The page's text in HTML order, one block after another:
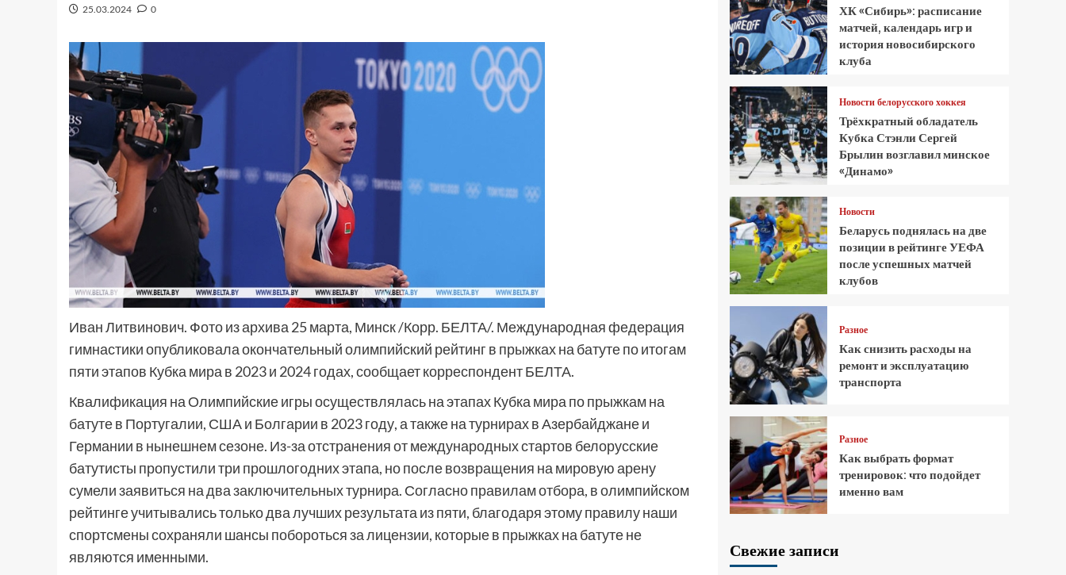
25.03.2024 0
Иван Литвинович. Фото из архива 25 марта, Минск /Корр. БЕЛТА/. Международная федерация
гимнастики опубликовала окончательный олимпийский рейтинг в прыжках на батуте по итогам
пяти этапов Кубка мира в 2023 и 2024 годах, сообщает корреспондент БЕЛТА.
Квалификация на Олимпийские игры осуществлялась на этапах Кубка мира по прыжкам на
батуте в Португалии, США и Болгарии в 2023 году, а также на турнирах в Азербайджане и
Германии в нынешнем сезоне. Из-за отстранения от международных стартов белорусские
батутисты пропустили три прошлогодних этапа, но после возвращения на мировую арену
сумели заявиться на два заключительных турнира. Согласно правилам отбора, в олимпийском
рейтинге учитывались только два лучших результата из пяти, благодаря этому правилу наши
спортсмены сохраняли шансы побороться за лицензии, которые в прыжках на батуте не
являются именными.
ХК «Сибирь»: расписание
матчей, календарь игр и
история новосибирского
клуба
Новости белорусского хоккея
Трёхкратный обладатель
Кубка Стэнли Сергей
Брылин возглавил минское
«Динамо»
Новости
Беларусь поднялась на две
позиции в рейтинге УЕФА
после успешных матчей
клубов
Разное
Как снизить расходы на
ремонт и эксплуатацию
транспорта
Разное
Как выбрать формат
тренировок: что подойдет
именно вам
Свежие записи